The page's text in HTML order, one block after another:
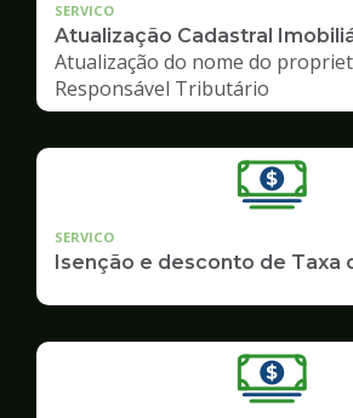
SERVICO
Atualização Cadastral
Atualização do nome do
Responsável Tributário
SERVICO
Isenção e desconto de Taxa